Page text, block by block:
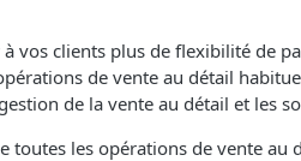
vos clients plus de flexibilité de
de vente au détail
de la vente au détail et les
toutes les opérations de vente